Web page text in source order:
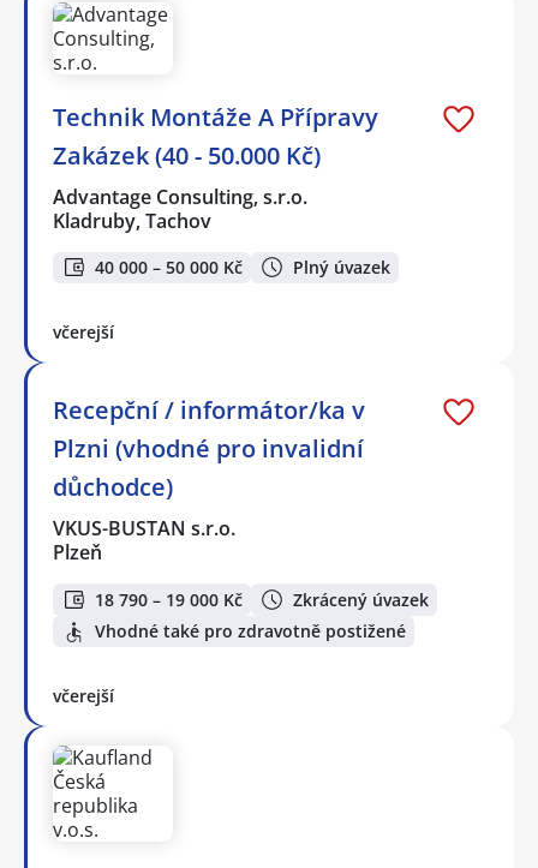
Technik Montáže A Přípravy
Zakázek (40 - 50.000 Kč)
Advantage Consulting, s.r.o.
Kladruby, Tachov
40 000 – 50 000 Kč Plný úvazek
včerejší
Recepční / informátor/ka v
Plzni (vhodné pro invalidní
důchodce)
VKUS-BUSTAN s.r.o.
Plzeň
18 790 – 19 000 Kč
Zkrácený úvazek
Vhodné také pro zdravotně postižené
včerejší